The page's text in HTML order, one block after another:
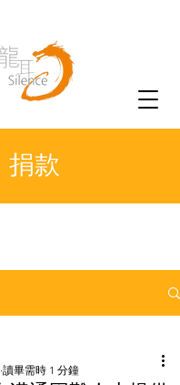
捐款
讀畢需時 1 分鐘